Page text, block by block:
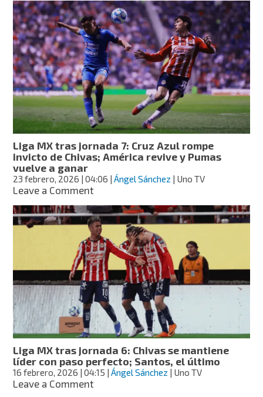
vs.
Tigres,
Jornada
8
del
Clausura
2026:
fecha,
hora
y
quién
es
favorito
según
IA
Liga MX tras jornada 7: Cruz Azul rompe
invicto de Chivas; América revive y Pumas
vuelve a ganar
23 febrero, 2026 | 04:06 |Ángel Sánchez | Uno TV
Leave a Commenton
MX
tras
jornada
7:
Cruz
Azul
rompe
invicto
de
Chivas;
América
revive
y
Pumas
vuelve
Liga MX tras jornada 6: Chivas se mantiene
líder con paso perfecto; Santos, el último
16 febrero, 2026 | 04:15 |Ángel Sánchez | Uno TV
Leave a Commenton